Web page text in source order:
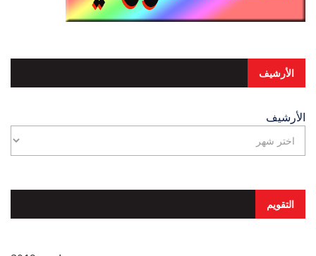
الأرشيف
الأرشيف
التقويم